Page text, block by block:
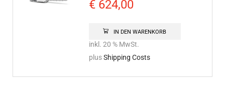
€624,00
IN DEN WARENKORB
inkl. 20 % MwSt.
plusShipping Costs